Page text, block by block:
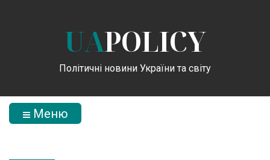
UAPOLICY
Політичні новини України та світу
Меню